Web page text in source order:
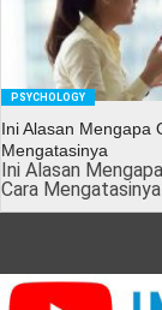
PSYCHOLOGY
Ini Alasan Mengapa
Mengatasinya
Ini Alasan
Cara